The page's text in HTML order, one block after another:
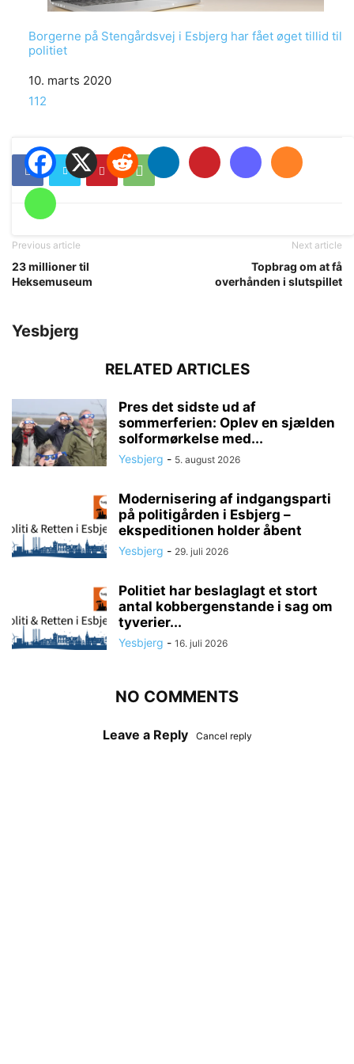
Borgerne på Stengårdsvej i Esbjerg har fået øget tillid til
politiet
Date
10. marts 2020
In relation to
112
Previous article
23 millioner til
Heksemuseum
Next article
Topbrag om at få
overhånden i slutspillet
Yesbjerg
RELATED ARTICLES
Pres det sidste ud af
sommerferien: Oplev en sjælden
solformørkelse med...
Yesbjerg - 5. august 2026
Modernisering af indgangsparti
på politigården i Esbjerg –
ekspeditionen holder åbent
Yesbjerg - 29. juli 2026
Politiet har beslaglagt et stort
antal kobbergenstande i sag om
tyverier...
Yesbjerg - 16. juli 2026
NO COMMENTS
Leave a Reply Cancel reply